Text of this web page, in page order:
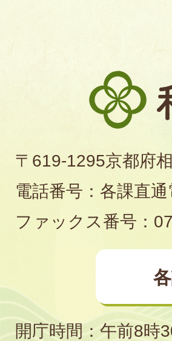
和
束
役
場
〒619-1295京都府
電話番号：各課直
ファックス番号：
開庁時間：午前8時